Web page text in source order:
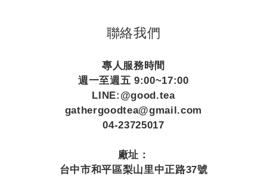
聯絡我們
專人服務時間
週一至週五 9:00~17:00
LINE:@good.tea
gathergoodtea@gmail.com
04-23725017
廠址：
台中市和平區梨山里中正路37號